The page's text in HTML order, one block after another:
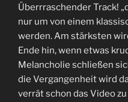
Überrraschender Track!
nur um von einem
werden. Am stärksten
Ende hin, wenn etwas
Melancholie schließen
die Vergangenheit wird
verrät schon das Video